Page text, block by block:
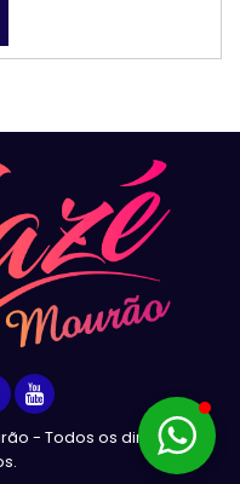
- Todos os direitos